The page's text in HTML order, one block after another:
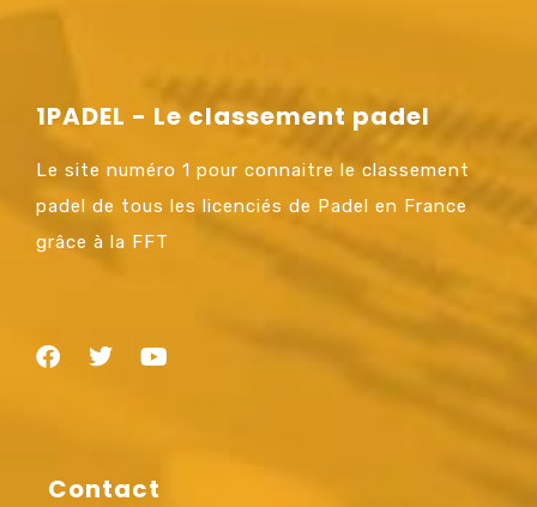
1PADEL - Le classement padel
Le site numéro 1 pour connaitre le classement
padel de tous les licenciés de Padel en France
grâce à la FFT
Contact